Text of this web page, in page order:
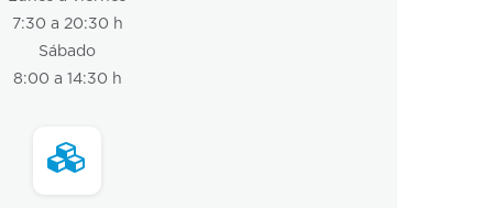
7:30 a 20:30 h
Sábado
8:00 a 14:30 h